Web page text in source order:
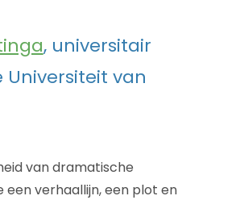
, universitair
van
van dramatische
verhaallijn, een plot en